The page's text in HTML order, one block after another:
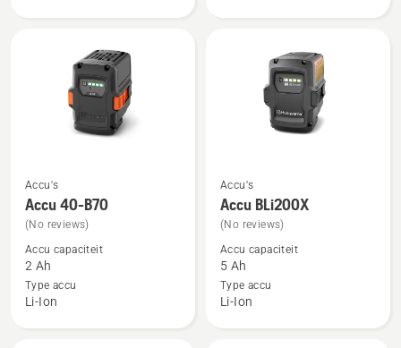
Bekijk
meer
details
over
Accu
40-
Accu's
Accu 40-B70
(No reviews)
Accu capaciteit
2 Ah
Type accu
Li-Ion
Bekijk
meer
details
over
Accu
BLi200X
Accu's
Accu BLi200X
(No reviews)
Accu capaciteit
5 Ah
Type accu
Li-Ion